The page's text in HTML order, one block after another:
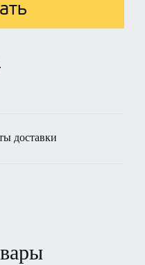
доставки